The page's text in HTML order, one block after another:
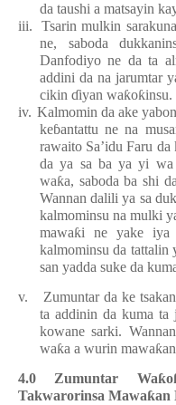
da taushi a matsayin
iii.
Tsarin mulkin
ne, saboda
Danfodiyo ne da ta
addini da na jarumtar
cikin ɗiyan waƙoƙinsu.
iv. Kalmomin da ake
keɓantattu ne na
rawaito Sa’idu Faru
da ya sa ba ya yi
waƙa, saboda ba shi
Wannan dalili ya sa
kalmominsu na mulki
mawaƙi ne yake iya
kalmominsu da tattalin
san yadda suke da
v.
Zumuntar da ke
ta addinin da kuma
kowane sarki.
waƙa a wurin mawaƙ
4.0 Zumuntar Waƙo
Takwarorinsa Mawaƙan